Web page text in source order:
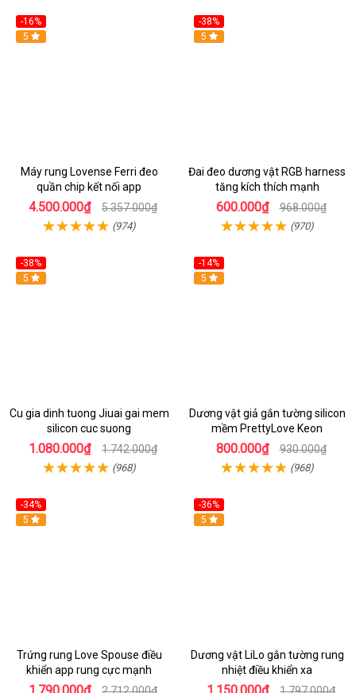
-16%
Hot
5
Máy rung Lovense Ferri đeo
quần chip kết nối app
4.500.000₫ 5.357.000₫
(974)
-38%
Hot
5
Đai đeo dương vật RGB harness
tăng kích thích mạnh
600.000₫ 968.000₫
(970)
-38%
5
Cu gia dinh tuong Jiuai gai mem
silicon cuc suong
1.080.000₫ 1.742.000₫
(968)
-14%
5
Dương vật giả gắn tường silicon
mềm PrettyLove Keon
800.000₫ 930.000₫
(968)
-34%
5
Trứng rung Love Spouse điều
khiển app rung cực mạnh
-36%
5
Dương vật LiLo gắn tường rung
nhiệt điều khiển xa